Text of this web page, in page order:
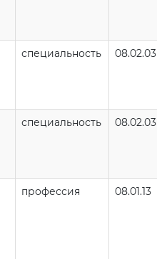
специальность 08.02.03
специальность 08.02.03
профессия 08.01.13